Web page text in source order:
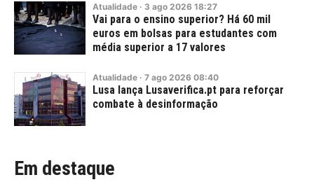
Atualidade · 3 ago 2026 18:27
Vai para o ensino superior? Há 60 mil
euros em bolsas para estudantes com
média superior a 17 valores
Atualidade · 7 ago 2026 08:40
Lusa lança Lusaverifica.pt para reforçar
combate à desinformação
Em destaque